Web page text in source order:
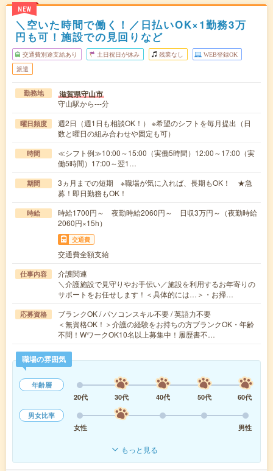
NEW
＼空いた時間で働く！／日払いOK×1勤務3万
円も可！施設での見回りなど
交通費別途支給あり 土日祝日が休み 残業なし WEB登録OK
派遣
勤務地 滋賀県守山市
守山駅から---分
曜日頻度
週2日（週1日も相談OK！） ※希望のシフトを毎月提出（日
数と曜日の組み合わせや固定も可）
時間
≪シフト例≫10:00～15:00（実働5時間）12:00～17:00（実
働5時間）17:00～翌1…
期間
3ヵ月までの短期 ※職場が気に入れば、長期もOK！ ★急
募！即日勤務もOK！
時給
時給1700円～ 夜勤時給2060円～ 日収3万円～（夜勤時給
2060円×15h）
交通費
交通費全額支給
仕事内容
介護関連
＼介護施設で見守りやお手伝い／施設を利用するお年寄りの
サポートをお任せします！＜具体的には…＞・お掃…
応募資格
ブランクOK / パソコンスキル不要 / 英語力不要
＜無資格OK！＞介護の経験をお持ちの方ブランクOK・年齢
不問！WワークOK10名以上募集中！履歴書不…
職場の雰囲気
年齢層
20代
30代 40代 50代
60代
男女比率
女性
男性
もっと見る